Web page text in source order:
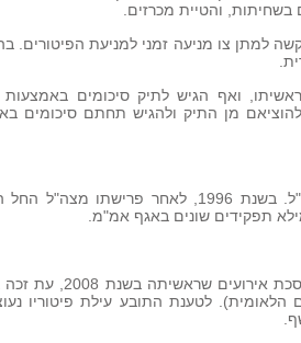
בשחיתות, והטיית מכרזים.
למתן צו מניעה זמני למניעת הפיטורים.
ואף הגיש לתיק סיכומים
מן התיק ולהגיש תחתם סיכומים
1. התובע, יליד 1955 הוא גימלאי של צה"ל. בשנת 1996,
תפקידים שונים באגף אמ"מ.
3. לטענת התובע הרקע
לטענת התובע עילת פיטוריו